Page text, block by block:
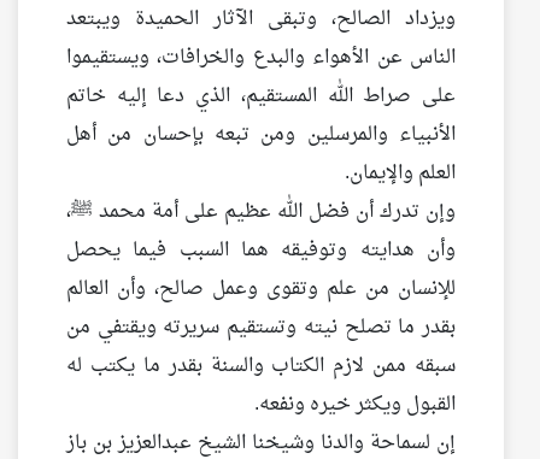
ويزداد الصالح، وتبقى الآثار الحميدة ويبتعد
الناس عن الأهواء والبدع والخرافات، ويستقيموا
على صراط الله المستقيم، الذي دعا إليه خاتم
الأنبياء والمرسلين ومن تبعه بإحسان من أهل
العلم والإيمان.
وإن تدرك أن فضل الله عظيم على أمة محمد ﷺ،
وأن هدايته وتوفيقه هما السبب فيما يحصل
للإنسان من علم وتقوى وعمل صالح، وأن العالم
بقدر ما تصلح نيته وتستقيم سريرته ويقتفي من
سبقه ممن لازم الكتاب والسنة بقدر ما يكتب له
القبول ويكثر خيره ونفعه.
إن لسماحة والدنا وشيخنا الشيخ عبدالعزيز بن باز